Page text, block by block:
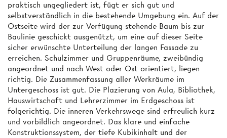
praktisch ungegliedert ist, fügt er sich gut und
selbstverständlich in die bestehende Umgebung ein. Auf der
Ostseite wird der zur Verfügung stehende Baum bis zur
Baulinie geschickt ausgenützt, um eine auf dieser Seite
sicher erwünschte Unterteilung der langen Fassade zu
erreichen. Schulzimmer und Gruppenräume, zweibündig
angeordnet und nach West oder Ost orientiert, liegen
richtig. Die Zusammenfassung aller Werkräume im
Untergeschoss ist gut. Die Plazierung von Aula, Bibliothek,
Hauswirtschaft und Lehrerzimmer im Erdgeschoss ist
folgerichtig. Die inneren Verkehrswege sind erfreulich kurz
und vorbildlich angeordnet. Das klare und einfache
Konstruktionssystem, der tiefe Kubikinhalt und der